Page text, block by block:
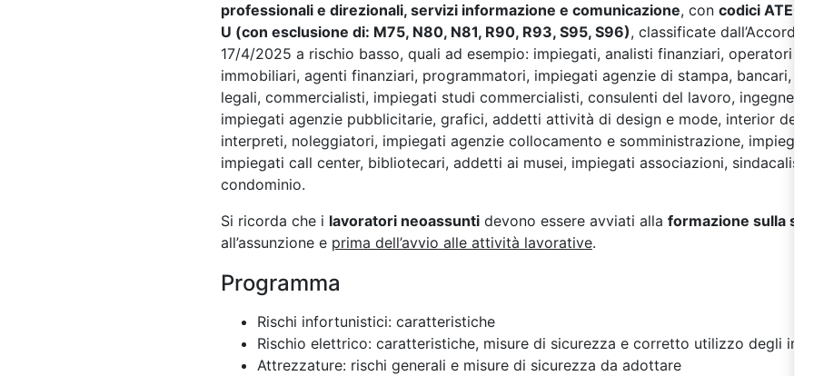
professionali e direzionali, servizi informazione e comunicazione, con codici ATECO
U (con esclusione di: M75, N80, N81, R90, R93, S95, S96), classificate dall’Accordo
17/4/2025 a rischio basso, quali ad esempio: impiegati, analisti finanziari, operatori
immobiliari, agenti finanziari, programmatori, impiegati agenzie di stampa, bancari,
legali, commercialisti, impiegati studi commercialisti, consulenti del lavoro, ingegneri,
impiegati agenzie pubblicitarie, grafici, addetti attività di design e mode, interior
interpreti, noleggiatori, impiegati agenzie collocamento e somministrazione, impiegati
impiegati call center, bibliotecari, addetti ai musei, impiegati associazioni, sindacalisti,
condominio.
Si ricorda che i lavoratori neoassunti devono essere avviati alla formazione sulla
all’assunzione e prima dell’avvio alle attività lavorative.
Programma
Rischi infortunistici: caratteristiche
Rischio elettrico: caratteristiche, misure di sicurezza e corretto utilizzo degli
Attrezzature: rischi generali e misure di sicurezza da adottare